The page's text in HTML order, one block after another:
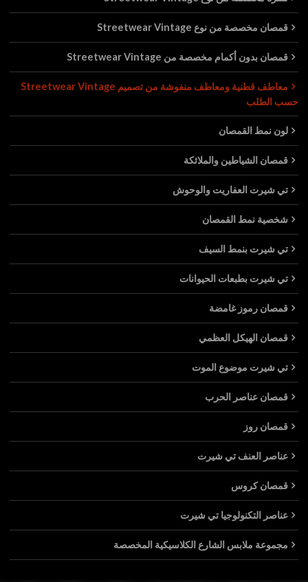
قمصان مخصصة من نوع Streetwear Vintage
قمصان بدون أكمام مخصصة من Streetwear Vintage
معاطف قطنية ومعاطف منفوشة من تصميم Streetwear Vintage
حسب الطلب
لون نمط القمصان
قمصان الشياطين والملائكة
تي شيرت العفاريت والوحوش
شخصية نمط القمصان
تي شيرت بنمط السيف
تي شيرت بطبعات الحيوانات
قمصان رموز غامضة
قمصان الهيكل العظمي
تي شيرت موضوع الموت
قمصان عناصر الحرب
قمصان روز
عناصر العنف تي شيرت
قمصان كروس
عناصر التكنولوجيا تي شيرت
مجموعة ملابس الشارع الكلاسيكية المخصصة